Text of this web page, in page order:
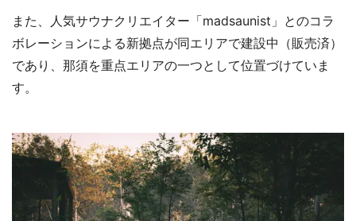
また、人気サウナクリエイター「madsaunist」とのコラ
ボレーションによる新拠点が同エリアで建設中（販売済）
であり、那須を重点エリアの一つとして位置づけていま
す。